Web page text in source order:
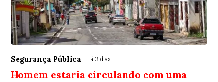
Segurança Pública Há 3 dias
Homem estaria circulando com uma